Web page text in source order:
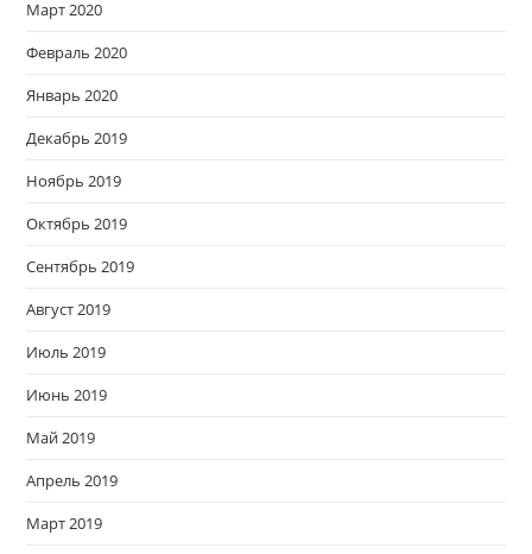
Март 2020
Февраль 2020
Январь 2020
Декабрь 2019
Ноябрь 2019
Октябрь 2019
Сентябрь 2019
Август 2019
Июль 2019
Июнь 2019
Май 2019
Апрель 2019
Март 2019